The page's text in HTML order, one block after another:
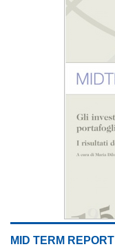
MID TERM REPORT